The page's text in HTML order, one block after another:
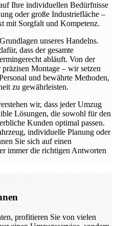
Ihre individuellen Bedürfnisse
oder große Industriefläche –
mit Sorgfalt und Kompetenz.
unseres Handelns.
dass der gesamte
abläuft. Von der
Montage – wir setzen
und bewährte Methoden,
zu gewährleisten.
wir, dass jeder Umzug
Lösungen, die sowohl für den
Kunden optimal passen.
individuelle Planung oder
Sie sich auf einen
immer die richtigen Antworten
profitieren Sie von vielen